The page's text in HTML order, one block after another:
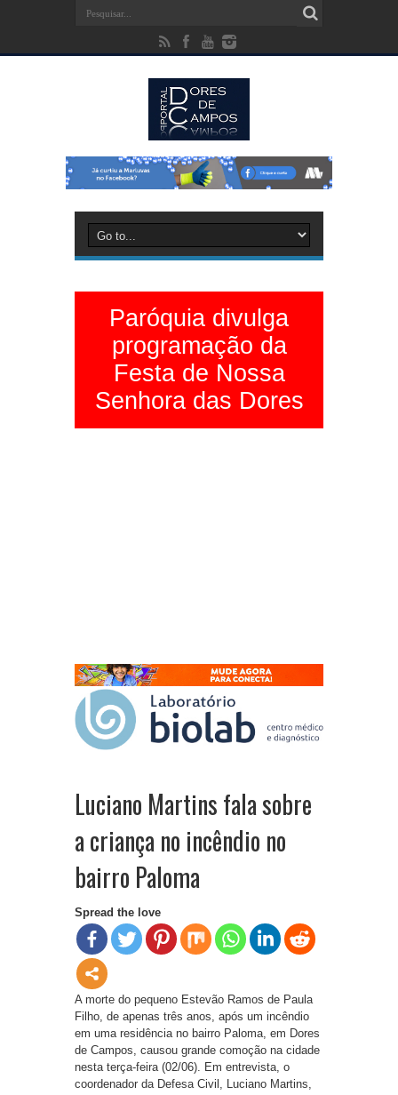
Paróquia divulga
programação da
Festa de Nossa
Senhora das Dores
Luciano Martins fala sobre
a criança no incêndio no
bairro Paloma
Spread the love
A morte do pequeno Estevão Ramos de Paula
Filho, de apenas três anos, após um incêndio
em uma residência no bairro Paloma, em Dores
de Campos, causou grande comoção na cidade
nesta terça-feira (02/06). Em entrevista, o
coordenador da Defesa Civil, Luciano Martins,